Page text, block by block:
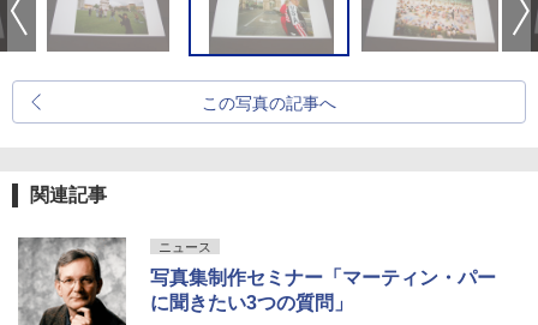
この写真の記事へ
関連記事
ニュース
写真集制作セミナー「マーティン・パー
に聞きたい3つの質問」